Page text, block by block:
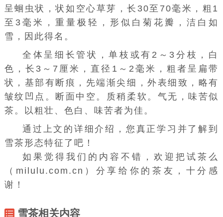
呈蛔虫状，状如空心草芽，长30至70毫米，粗1
至3毫米，重量极轻，形似 白菊花瓣，洁白如
雪，因此得名。
全体呈细长管状，单枝或有2～3分枝，白
色，长3～7厘米，直径1～2毫米，粗者呈扁带
状，基部有断痕，先端渐尖细，外表细致，略有
皱纹凹点。断面中空。质稍柔软。气无，味苦似
茶。以粗壮、色白、味苦者为佳。
通过上文的详细介绍，您真正学习并了解到
雪茶形态特征了吧！
如果觉得我们的内容不错，欢迎把试茶么
（milulu.com.cn）分享给你的茶友，十分感
谢！
雪茶相关内容